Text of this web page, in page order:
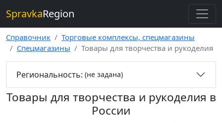
SpravkaRegion
Справочник
Торговые комплексы, спецмагазины
Спецмагазины
Товары для творчества и рукоделия
Региональность: (не задана)
Товары для творчества и рукоделия в
России